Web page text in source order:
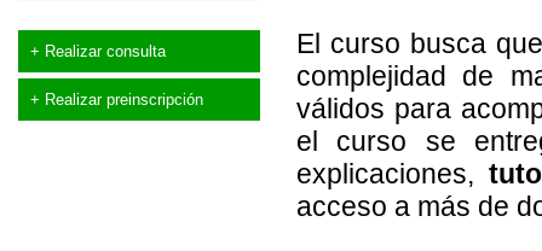
+ Realizar consulta
+ Realizar preinscripción
El curso busca
complejidad de
válidos para
el curso se
explicaciones,
acceso a más de